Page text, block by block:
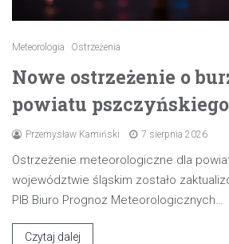
Meteorologia Ostrzeżenia
Nowe ostrzeżenie o
powiatu pszczyńskiego
Przemysław Kamiński 7 sierpnia 2026
Ostrzeżenie meteorologiczne dla
województwie śląskim zostało
PIB Biuro Prognoz Meteorologicznych…
Czytaj dalej